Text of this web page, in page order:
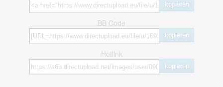
kopieren
BB Code
kopieren
Hotlink
kopieren